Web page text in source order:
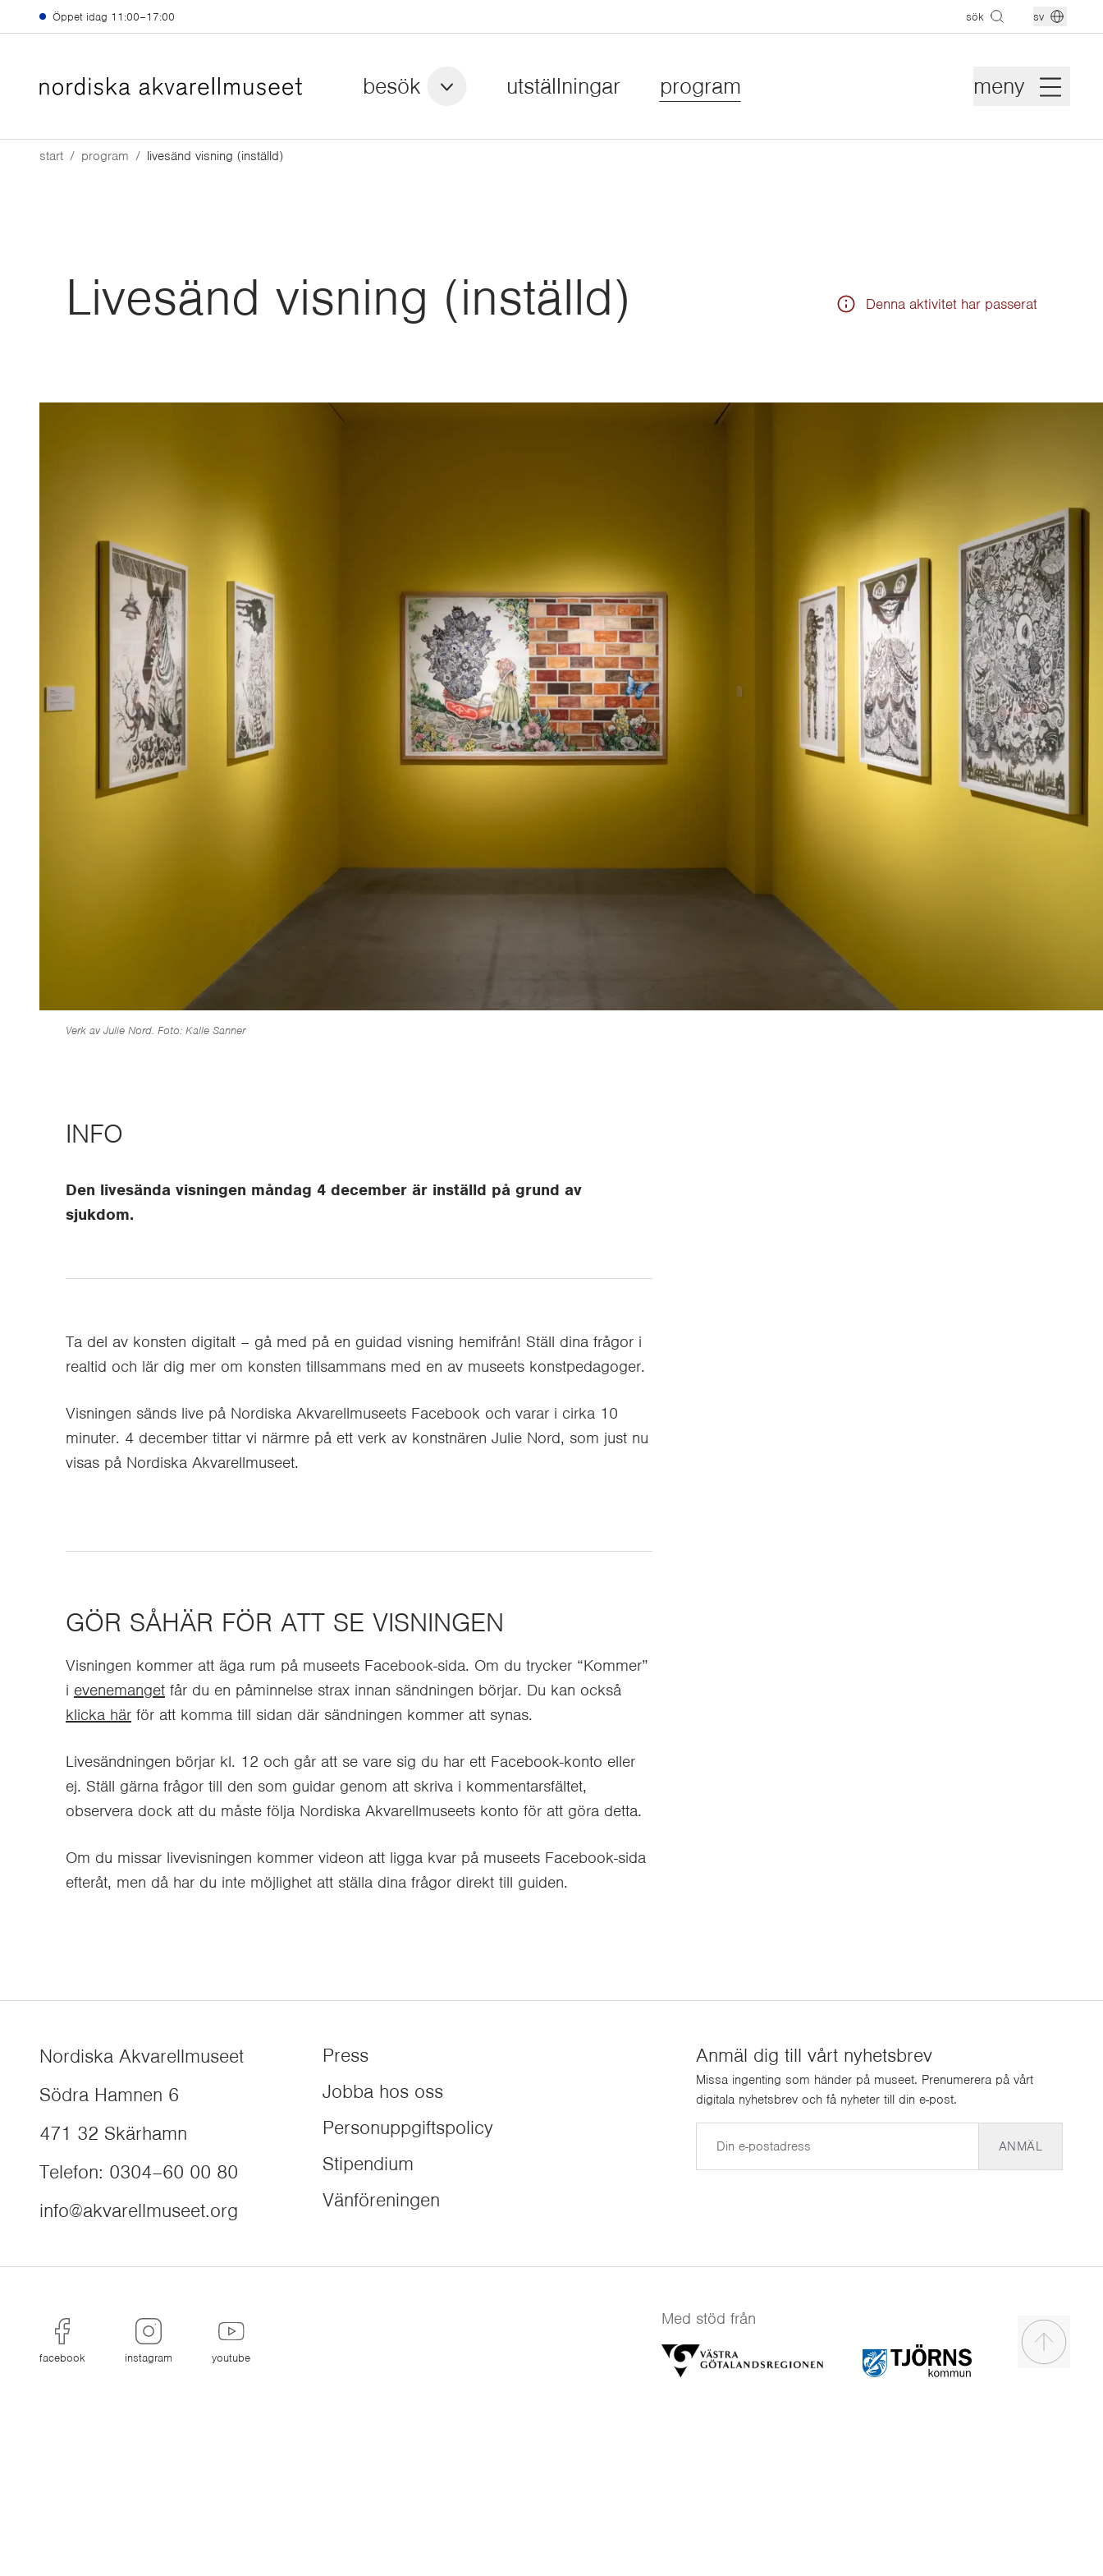
Hoppa till huvudinnehåll
Öppet idag 11:00–17:00 sök sv
besök utställningar program meny
start program livesänd visning (inställd)
Livesänd visning (inställd) Denna aktivitet har passerat
Verk av Julie Nord. Foto: Kalle Sanner
INFO
Den livesända visningen måndag 4 december är inställd på grund av
sjukdom.
Ta del av konsten digitalt – gå med på en guidad visning hemifrån! Ställ dina frågor i
realtid och lär dig mer om konsten tillsammans med en av museets konstpedagoger.
Visningen sänds live på Nordiska Akvarellmuseets Facebook och varar i cirka 10
minuter. 4 december tittar vi närmre på ett verk av konstnären Julie Nord, som just nu
visas på Nordiska Akvarellmuseet.
GÖR SÅHÄR FÖR ATT SE VISNINGEN
Visningen kommer att äga rum på museets Facebook-sida. Om du trycker “Kommer”
i evenemanget får du en påminnelse strax innan sändningen börjar. Du kan också
klicka här för att komma till sidan där sändningen kommer att synas.
Livesändningen börjar kl. 12 och går att se vare sig du har ett Facebook-konto eller
ej. Ställ gärna frågor till den som guidar genom att skriva i kommentarsfältet,
observera dock att du måste följa Nordiska Akvarellmuseets konto för att göra detta.
Om du missar livevisningen kommer videon att ligga kvar på museets Facebook-sida
efteråt, men då har du inte möjlighet att ställa dina frågor direkt till guiden.
Nordiska Akvarellmuseet
Södra Hamnen 6
471 32 Skärhamn
Telefon: 0304–60 00 80
info@akvarellmuseet.org
Press
Jobba hos oss
Personuppgiftspolicy
Stipendium
Vänföreningen
Anmäl dig till vårt nyhetsbrev
Missa ingenting som händer på museet. Prenumerera på vårt
digitala nyhetsbrev och få nyheter till din e-post.
ANMÄL
facebook instagram youtube
Med stöd från Scroll to